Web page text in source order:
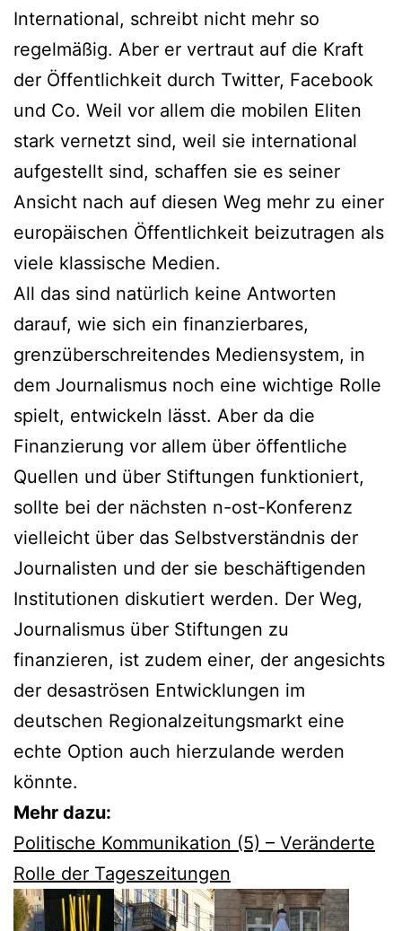
International, schreibt nicht mehr so
regelmäßig. Aber er vertraut auf die Kraft
der Öffentlichkeit durch Twitter, Facebook
und Co. Weil vor allem die mobilen Eliten
stark vernetzt sind, weil sie international
aufgestellt sind, schaffen sie es seiner
Ansicht nach auf diesen Weg mehr zu einer
europäischen Öffentlichkeit beizutragen als
viele klassische Medien.
All das sind natürlich keine Antworten
darauf, wie sich ein finanzierbares,
grenzüberschreitendes Mediensystem, in
dem Journalismus noch eine wichtige Rolle
spielt, entwickeln lässt. Aber da die
Finanzierung vor allem über öffentliche
Quellen und über Stiftungen funktioniert,
sollte bei der nächsten n-ost-Konferenz
vielleicht über das Selbstverständnis der
Journalisten und der sie beschäftigenden
Institutionen diskutiert werden. Der Weg,
Journalismus über Stiftungen zu
finanzieren, ist zudem einer, der angesichts
der desaströsen Entwicklungen im
deutschen Regionalzeitungsmarkt eine
echte Option auch hierzulande werden
könnte.
Mehr dazu:
Politische Kommunikation (5) – Veränderte
Rolle der Tageszeitungen